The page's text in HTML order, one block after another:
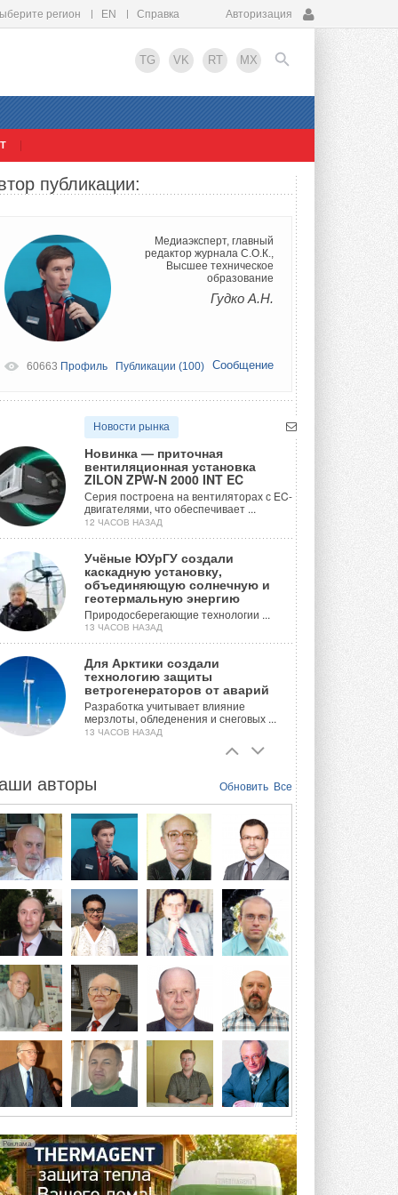
регион EN Справка Авторизация
TG VK RT MX
EN
публикации:
Медиаэксперт, главный
редактор журнала С.О.К.,
Высшее техническое
образование
Гудко А.Н.
Сообщение
60663 Профиль Публикации (100)
Новости рынка
Новинка — приточная
вентиляционная установка
ZILON ZPW-N 2000 INT EC
Серия построена на вентиляторах с EC-
двигателями, что обеспечивает ...
12 ЧАСОВ НАЗАД
Учёные ЮУрГУ создали
каскадную установку,
объединяющую солнечную и
геотермальную энергию
Природосберегающие технологии ...
13 ЧАСОВ НАЗАД
Для Арктики создали
технологию защиты
ветрогенераторов от аварий
Разработка учитывает влияние
мерзлоты, обледенения и снеговых ...
13 ЧАСОВ НАЗАД
с одним общим испарителем
конструкцию двухисточникового ...
ВЧЕРА
21-й ежегодный форум
«ЦОД-2026»
Мероприятие пройдет 2-3 сентября в
отеле Radisson Slavyanskaya. Форум
посетит более двух тысяч участников ...
ВЧЕРА
Китайская Shenling представила
линейку тепловых насосов
«воздух-вода» на R290
Серия ThermaX R290 All-In-One
включает три модели ...
4 АВГУСТА 2026
Тепловые насосы в связке с
солнечной генерацией и
накопителем снижают
потребление на 60%
Исследователи из Италии установили ...
4 АВГУСТА 2026
«РУСКЛИМАТ Fest 2026» в Уфе
Обновить Все
авторы
Реклама